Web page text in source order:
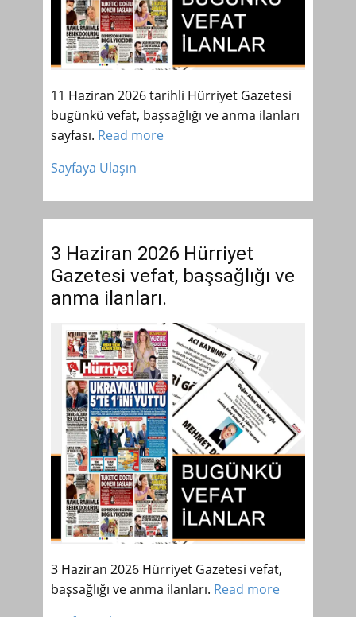
11 Haziran 2026 tarihli Hürriyet Gazetesi
bugünkü vefat, başsağlığı ve anma ilanları
sayfası. Read more
Sayfaya Ulaşın
3 Haziran 2026 Hürriyet
Gazetesi vefat, başsağlığı ve
anma ilanları.
3 Haziran 2026 Hürriyet Gazetesi vefat,
başsağlığı ve anma ilanları. Read more